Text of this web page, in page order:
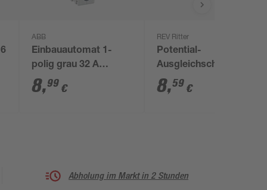
ABB
Einbauautomat 1-
polig grau 32 A
250/400 V
8,99 €
REV Ritter
Potential-
Ausgleichschiene
8,59 €
Abholung im Markt in 2 Stunden